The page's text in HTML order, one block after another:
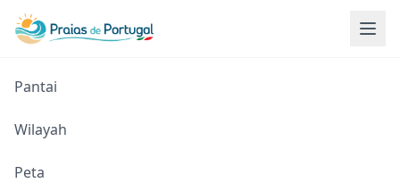
Pantai
Wilayah
Peta